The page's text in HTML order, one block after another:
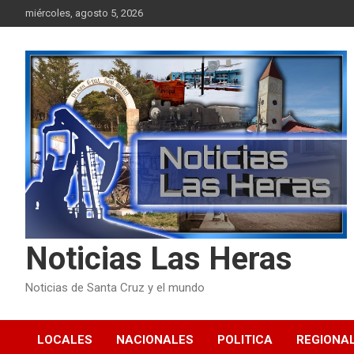
to
miércoles, agosto 5, 2026
Noticias Las Heras
Noticias de Santa Cruz y el mundo
LOCALES NACIONALES POLITICA